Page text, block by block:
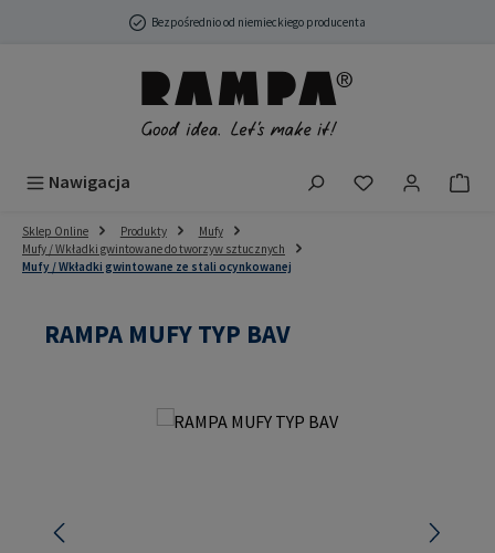
Przejdź do głównej zawartościBezpośrednio od niemieckiego producenta
Nawigacja Masz 0
Sklep Online Produkty
Mufy
Mufy / Wkładki gwintowane do tworzyw sztucznych
Mufy / Wkładki gwintowane ze stali ocynkowanej
RAMPA MUFY TYP BAV
Pomiń galerię zdjęć